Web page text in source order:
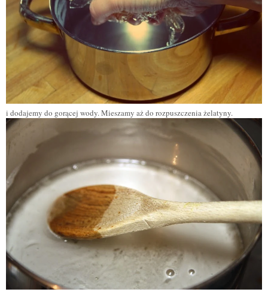
i dodajemy do gorącej wody. Mieszamy aż do rozpuszczeniażelatyny.